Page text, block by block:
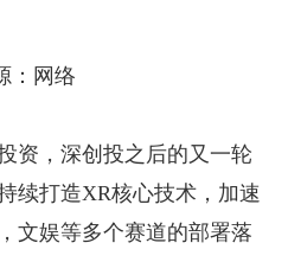
：网络
资，深创投之后的又一轮
续打造XR核心技术，加速
文娱等多个赛道的部署落